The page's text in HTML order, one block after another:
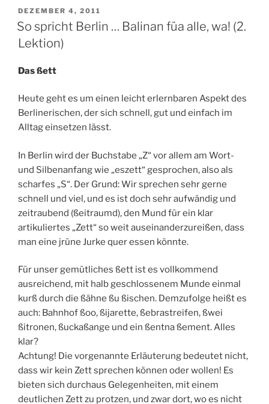
VERÖFFENTLICHT
AM
DEZEMBER 4, 2011
So spricht Berlin … Balinan füa alle, wa! (2.
Lektion)
Das ßett
Heute geht es um einen leicht erlernbaren Aspekt des
Berlinerischen, der sich schnell, gut und einfach im
Alltag einsetzen lässt.
In Berlin wird der Buchstabe „Z“ vor allem am Wort-
und Silbenanfang wie „eszett“ gesprochen, also als
scharfes „S“. Der Grund: Wir sprechen sehr gerne
schnell und viel, und es ist doch sehr aufwändig und
zeitraubend (ßeitraumd), den Mund für ein klar
artikuliertes „Zett“ so weit auseinanderzureißen, dass
man eine jrüne Jurke quer essen könnte.
Für unser gemütliches ßett ist es vollkommend
ausreichend, mit halb geschlossenem Munde einmal
kurß durch die ßähne ßu ßischen. Demzufolge heißt es
auch: Bahnhof ßoo, ßijarette, ßebrastreifen, ßwei
ßitronen, ßuckaßange und ein ßentna ßement. Alles
klar?
Achtung! Die vorgenannte Erläuterung bedeutet nicht,
dass wir kein Zett sprechen können oder wollen! Es
bieten sich durchaus Gelegenheiten, mit einem
deutlichen Zett zu protzen, und zwar dort, wo es nicht